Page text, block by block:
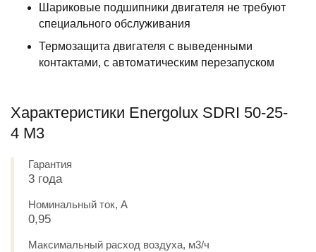
Шариковые подшипники двигателя не требуют
специального обслуживания
Термозащита двигателя с выведенными
контактами, с автоматическим перезапуском
Характеристики Energolux SDRI 50-25-
4 M3
Гарантия
3 года
Номинальный ток, А
0,95
Максимальный расход воздуха, м3/ч